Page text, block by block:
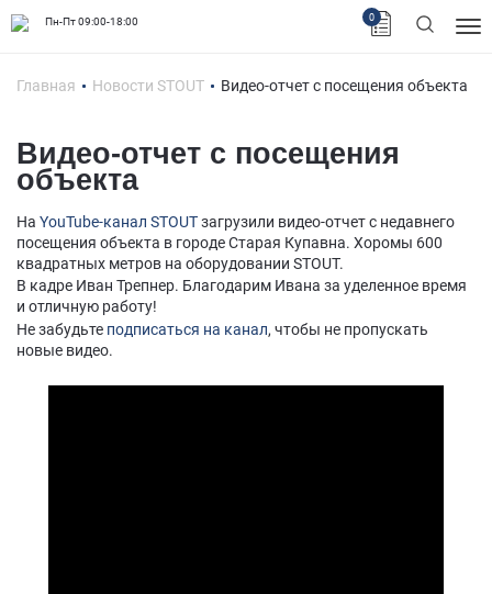
Пн-Пт 09:00-18:00 0
Главная Новости STOUT Видео-отчет с посещения объекта
Видео-отчет с посещения
объекта
На YouTube-канал STOUTзагрузили видео-отчет с недавнего
посещения объекта в городе Старая Купавна. Хоромы 600
квадратных метров на оборудовании STOUT.
В кадре Иван Трепнер. Благодарим Ивана за уделенное время
и отличную работу!
Не забудьте подписаться на канал, чтобы не пропускать
новые видео.